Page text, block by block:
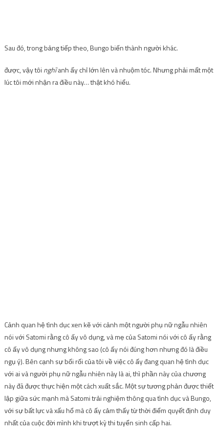
Sau đó, trong bảng tiếp theo, Bungo biến thành người khác.
được, vậy tôi nghĩanh ấy chỉ lớn lên và nhuộm tóc. Nhưng phải mất một
lúc tôi mới nhận ra điều này… thật khó hiểu.
Cảnh quan hệ tình dục xen kẽ với cảnh một người phụ nữ ngẫu nhiên
nói với Satomi rằng cô ấy vô dụng, và mẹ của Satomi nói với cô ấy rằng
cô ấy vô dụng nhưng không sao (cô ấy nói đúng hơn nhưng đó là điều
ngụ ý). Bên cạnh sự bối rối của tôi về việc cô ấy đang quan hệ tình dục
với ai và người phụ nữ ngẫu nhiên này là ai, thì phần này của chương
này đã được thực hiện một cách xuất sắc. Một sự tương phản được thiết
lập giữa sức mạnh mà Satomi trải nghiệm thông qua tình dục và Bungo,
với sự bất lực và xấu hổ mà cô ấy cảm thấy từ thời điểm quyết định duy
nhất của cuộc đời mình khi trượt kỳ thi tuyển sinh cấp hai.